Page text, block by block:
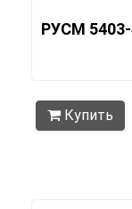
РУСМ
Купить